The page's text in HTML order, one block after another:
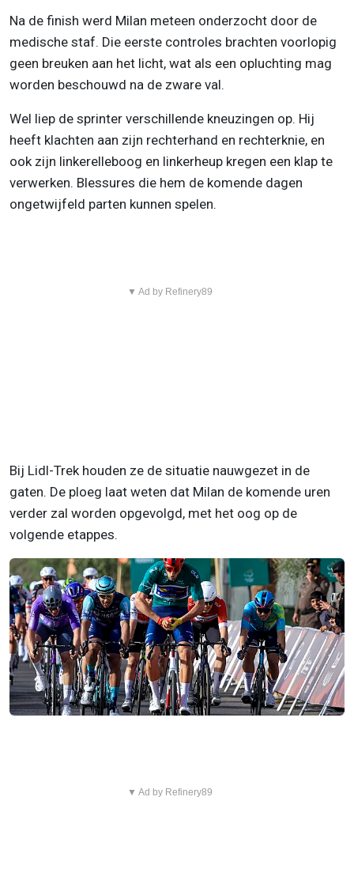
Na de finish werd Milan meteen onderzocht door de
medische staf. Die eerste controles brachten voorlopig
geen breuken aan het licht, wat als een opluchting mag
worden beschouwd na de zware val.
Wel liep de sprinter verschillende kneuzingen op. Hij
heeft klachten aan zijn rechterhand en rechterknie, en
ook zijn linkerelleboog en linkerheup kregen een klap te
verwerken. Blessures die hem de komende dagen
ongetwijfeld parten kunnen spelen.
▼ Ad by Refinery89
Bij Lidl-Trek houden ze de situatie nauwgezet in de
gaten. De ploeg laat weten dat Milan de komende uren
verder zal worden opgevolgd, met het oog op de
volgende etappes.
▼ Ad by Refinery89